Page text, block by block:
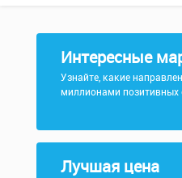
Интересные
Узнайте, какие
миллионами позитивных
Лучшая цена